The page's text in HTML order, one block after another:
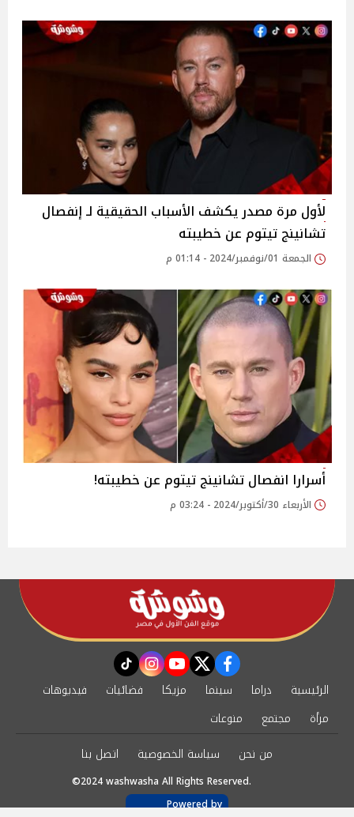
لأول مرة مصدر يكشف الأسباب الحقيقية لـ إنفصال
تشانينج تيتوم عن خطيبته
الجمعة 01/نوفمبر/2024 - 01:14 م
أسرارا انفصال تشانينج تيتوم عن خطيبته!
الأربعاء 30/أكتوبر/2024 - 03:24 م
facebook
twitter
youtube
instagram
tiktok
الرئيسية دراما سينما مزيكا فضائيات
فيديوهات
مرأة
مجتمع
منوعات
من نحن
سياسة الخصوصية اتصل بنا
©2024 washwasha All Rights Reserved.
Powered by